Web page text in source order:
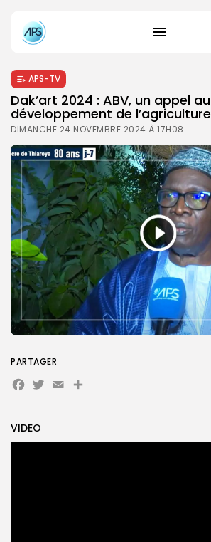
Search
APS-TV
Dak’art 2024 : ABV, un appel au
développement de l’agriculture
DIMANCHE 24 NOVEMBRE 2024 À 17H08
VIDEO
PARTAGER
Facebook
Twitter
EmailPartager